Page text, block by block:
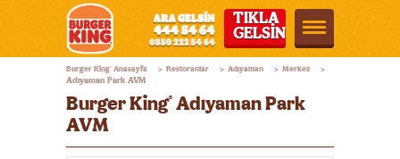
Burger
King®
Türkiye
TIKLA
GELSİN
Burger King® Anasayfa > Restoranlar > Adıyaman > Merkez >
Adıyaman Park AVM
Burger King® Adıyaman Park
AVM